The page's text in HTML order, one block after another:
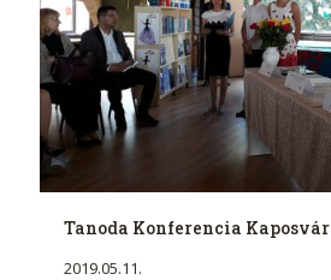
Tanoda Konferencia Kaposvár
2019.05.11.